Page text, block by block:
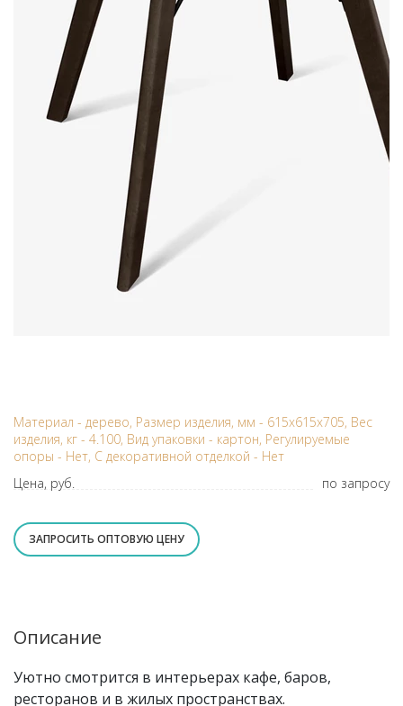
Материал - дерево, Размер изделия, мм - 615x615x705, Вес
изделия, кг - 4.100, Вид упаковки - картон, Регулируемые
опоры - Нет, С декоративной отделкой - Нет
Цена, руб.
по запросу
ЗАПРОСИТЬ ОПТОВУЮ ЦЕНУ
Описание
Уютно смотрится в интерьерах кафе, баров,
ресторанов и в жилых пространствах.